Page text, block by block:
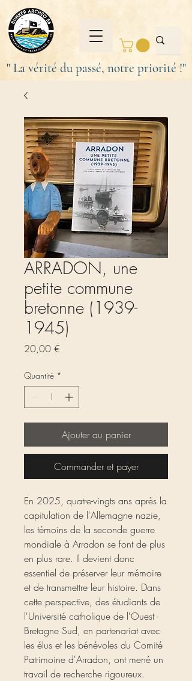
" La vérité du passé, notre priorité !"
ARRADON, une
petite commune
bretonne (1939-
1945)
20,00 €
Quantité *
Ajouter au panier
Commander et payer
En 2025, quatre-vingts ans après la
capitulation de l'Allemagne nazie,
les témoins de la seconde guerre
mondiale à Arradon se font de plus
en plus rare. Il devient donc
essentiel de préserver leur mémoire
et de transmettre leur histoire. Dans
cette perspective, des étudiants de
l'Université catholique de l'Ouest -
Bretagne Sud, en partenariat avec
les élus et les bénévoles du Comité
Patrimoine d'Arradon, ont mené un
travail de recherche rigoureux.